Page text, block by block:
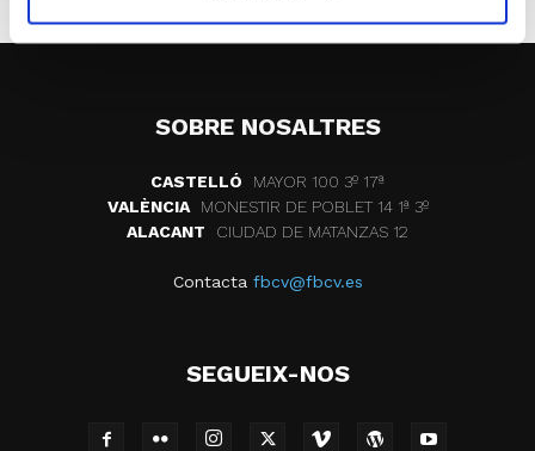
SOBRE NOSALTRES
CASTELLÓ
MAYOR 100 3º 17ª
VALÈNCIA
MONESTIR DE POBLET 14 1ª 3º
ALACANT
CIUDAD DE MATANZAS 12
Contacta fbcv@fbcv.es
SEGUEIX-NOS